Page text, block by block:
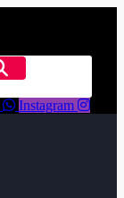
Instagram